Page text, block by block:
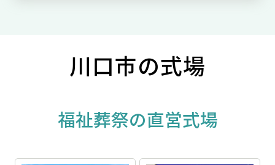
川口市の式場
福祉葬祭の直営式場